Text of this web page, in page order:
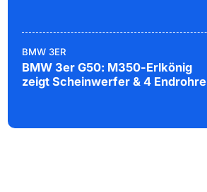
BMW 3ER
BMW 3er G50: M350-Erlkönig
zeigt Scheinwerfer & 4 Endrohre